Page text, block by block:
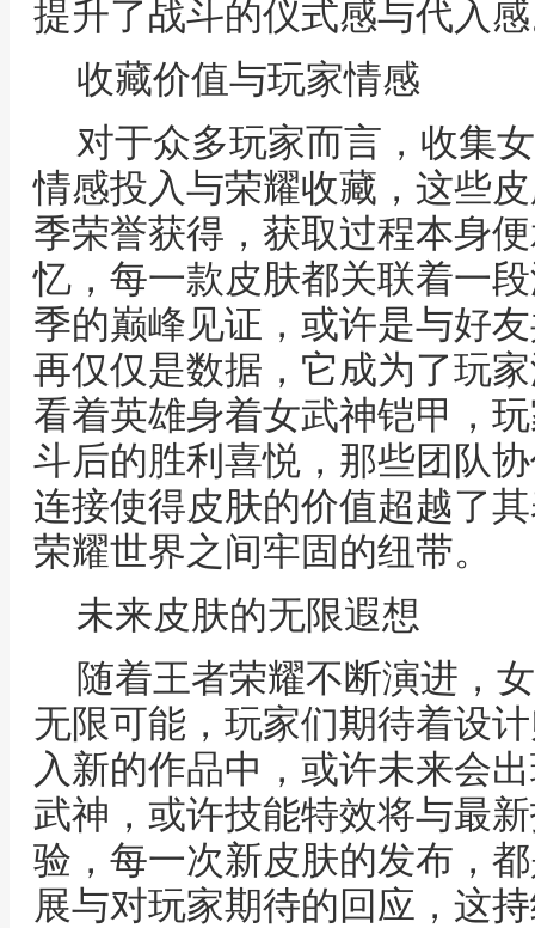
提升了战斗的仪式感与代入
收藏价值与玩家情感
对于众多玩家而言，收集
情感投入与荣耀收藏，这些
季荣誉获得，获取过程本身
忆，每一款皮肤都关联着一
季的巅峰见证，或许是与好
再仅仅是数据，它成为了玩
看着英雄身着女武神铠甲，
斗后的胜利喜悦，那些团队
连接使得皮肤的价值超越了
荣耀世界之间牢固的纽带。
未来皮肤的无限遐想
随着王者荣耀不断演进，
无限可能，玩家们期待着设
入新的作品中，或许未来会
武神，或许技能特效将与最
验，每一次新皮肤的发布，
展与对玩家期待的回应，这